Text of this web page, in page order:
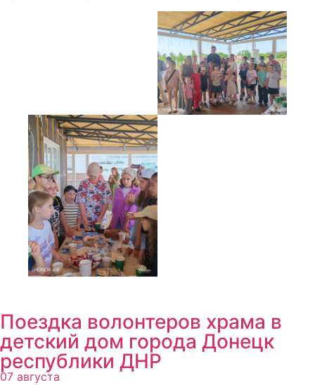
Поездка волонтеров храма в
детский дом города Донецк
республики ДНР
07 августа